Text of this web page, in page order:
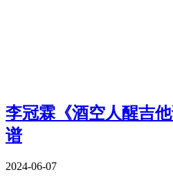
李冠霖《酒空人醒吉
谱
2024-06-07